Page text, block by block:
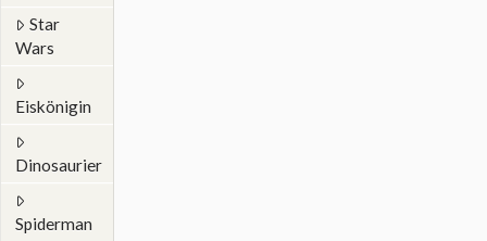
Star
Wars
Eiskönigin
Dinosaurier
Spiderman